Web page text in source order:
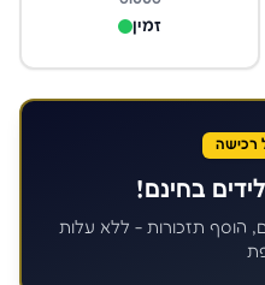
זמין
רכישה
בחינם!
הוסף תזכורות - ללא עלות